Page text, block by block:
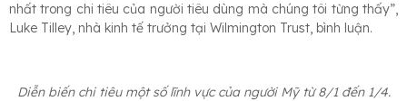
nhất trong chi tiêu của người tiêu dùng mà chúng tôi từng thấy”,
Luke Tilley, nhà kinh tế trưởng tại Wilmington Trust, bình luận.
Diễn biến chi tiêu một số lĩnh vực của người Mỹ từ 8/1 đến 1/4.